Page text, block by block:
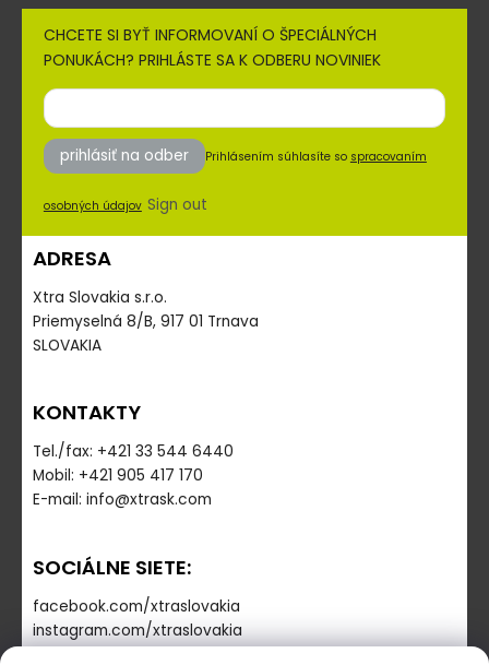
CHCETE SI BYŤ INFORMOVANÍ O ŠPECIÁLNÝCH
PONUKÁCH? PRIHLÁSTE SA K ODBERU NOVINIEK
prihlásiť na odber Prihlásením súhlasíte so spracovaním
osobných údajov Sign out
ADRESA
Xtra Slovakia s.r.o.
Priemyselná 8/B, 917 01 Trnava
SLOVAKIA
KONTAKTY
Tel./fax: +421 33 544 6440
Mobil: +421 905 417 170
E-mail: info@xtrask.com
SOCIÁLNE SIETE:
facebook.com/xtraslovakia
instagram.com/xtraslovakia